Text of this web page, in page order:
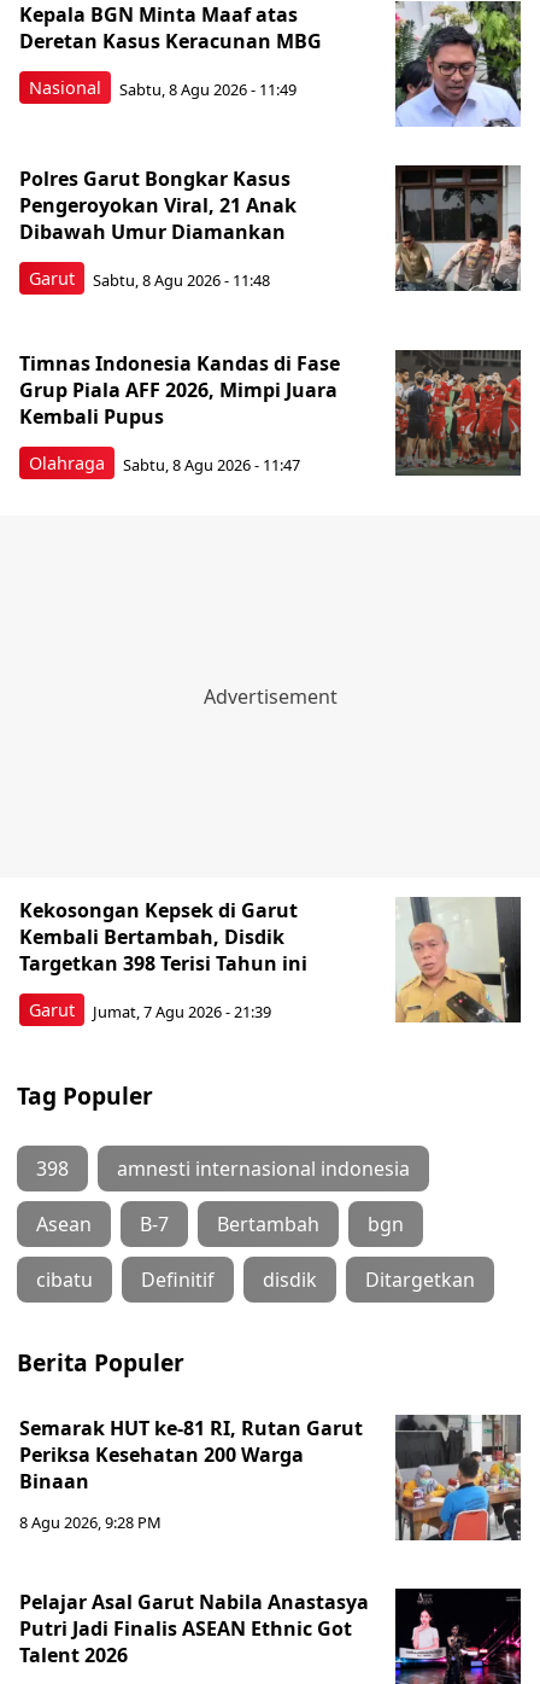
Nasional
Kepala BGN Minta Maaf atas
Deretan Kasus Keracunan MBG
Sabtu, 8 Agu 2026 - 11:49
Garut
Polres Garut Bongkar Kasus
Pengeroyokan Viral, 21 Anak
Dibawah Umur Diamankan
Sabtu, 8 Agu 2026 - 11:48
Olahraga
Timnas Indonesia Kandas di Fase
Grup Piala AFF 2026, Mimpi Juara
Kembali Pupus
Sabtu, 8 Agu 2026 - 11:47
Garut
Kekosongan Kepsek di Garut
Kembali Bertambah, Disdik
Targetkan 398 Terisi Tahun ini
Jumat, 7 Agu 2026 - 21:39
Tag Populer
398 amnesti internasional indonesia
Asean B-7 Bertambah bgn
cibatu Definitif disdik Ditargetkan
Berita Populer
Semarak HUT ke-81 RI, Rutan Garut
Periksa Kesehatan 200 Warga
Binaan
8 Agu 2026, 9:28 PM
Pelajar Asal Garut Nabila Anastasya
Putri Jadi Finalis ASEAN Ethnic Got
Talent 2026